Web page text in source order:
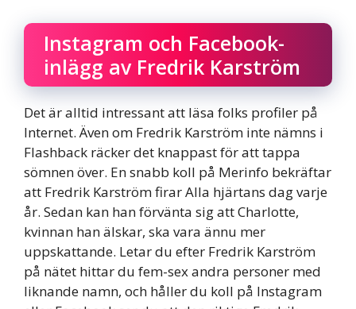
Instagram och Facebook-
inlägg av Fredrik Karström
Det är alltid intressant att läsa folks profiler på
Internet. Även om Fredrik Karström inte nämns i
Flashback räcker det knappast för att tappa
sömnen över. En snabb koll på Merinfo bekräftar
att Fredrik Karström firar Alla hjärtans dag varje
år. Sedan kan han förvänta sig att Charlotte,
kvinnan han älskar, ska vara ännu mer
uppskattande. Letar du efter Fredrik Karström
på nätet hittar du fem-sex andra personer med
liknande namn, och håller du koll på Instagram